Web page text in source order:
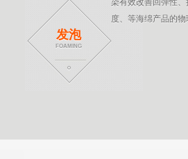
发泡
FOAMING
染有效改善回弹性、
度、等海绵产品的物